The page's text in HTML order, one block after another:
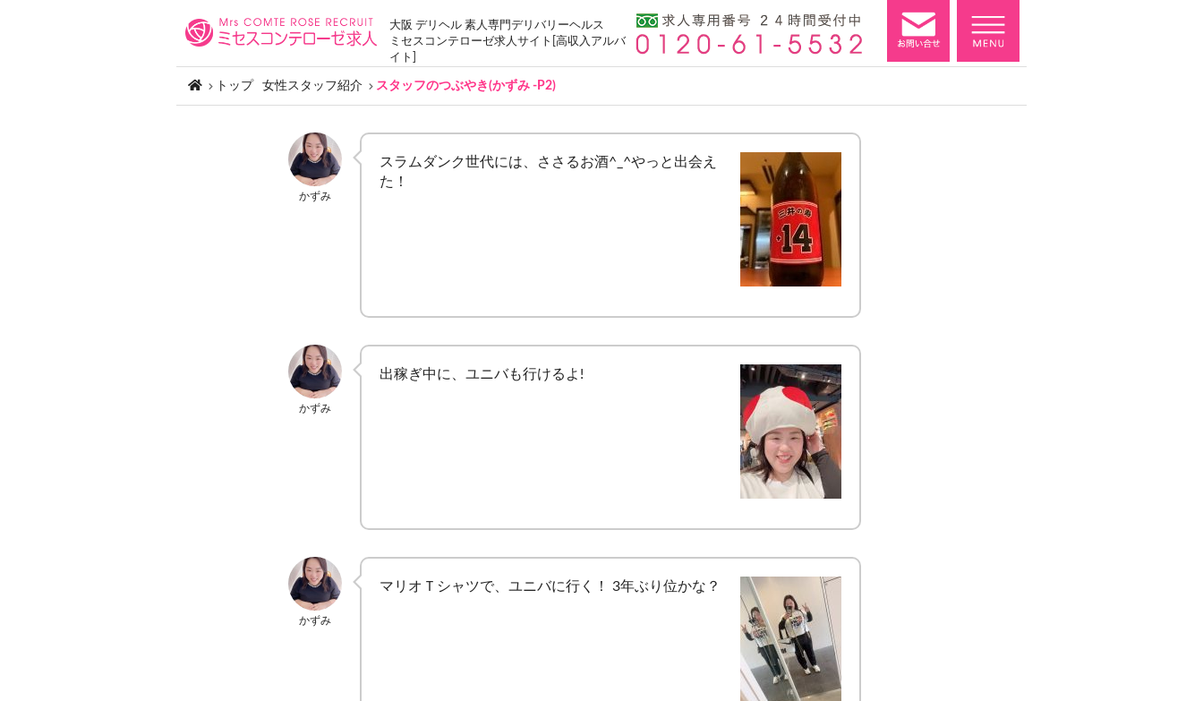
大阪 デリヘル 素人専門デリバリーヘルス
ミセスコンテローゼ求人サイト[高収入アルバ
イト]
トップ 女性スタッフ紹介 スタッフのつぶやき(かずみ -P2)
かずみ
スラムダンク世代には、ささるお酒^_^やっと出会え
た！
かずみ
出稼ぎ中に、ユニバも行けるよ!
かずみ
マリオＴシャツで、ユニバに行く！ 3年ぶり位かな？